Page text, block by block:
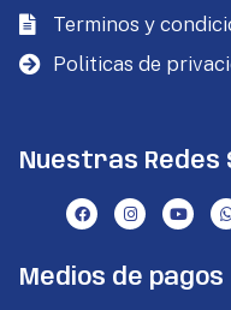
Terminos y
Politicas de
Nuestras Redes
Medios de pagos